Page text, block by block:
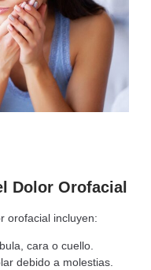
Dolor Orofacial
orofacial incluyen:
cara o cuello.
debido a molestias.